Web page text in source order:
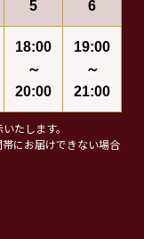
5 6
18:00
～
20:00
19:00
～
21:00
たします。
にお届けできない場合